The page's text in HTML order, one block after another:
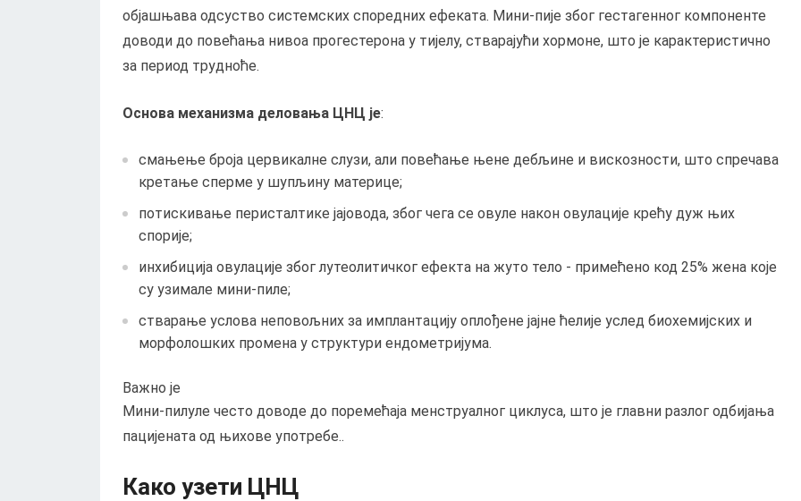
објашњава одсуство системских споредних ефеката. Мини-пије због гестагенног компоненте
доводи до повећања нивоа прогестерона у тијелу, стварајући хормоне, што је карактеристично
за период трудноће.
Основа механизма деловања ЦНЦ је:
смањење броја цервикалне слузи, али повећање њене дебљине и вискозности, што спречава
кретање сперме у шупљину материце;
потискивање перисталтике јајовода, због чега се овуле након овулације крећу дуж њих
спорије;
инхибиција овулације због лутеолитичког ефекта на жуто тело - примећено код 25% жена које
су узимале мини-пиле;
стварање услова неповољних за имплантацију оплођене јајне ћелије услед биохемијских и
морфолошких промена у структури ендометријума.
Важно је
Мини-пилуле често доводе до поремећаја менструалног циклуса, што је главни разлог одбијања
пацијената од њихове употребе..
Како узети ЦНЦ